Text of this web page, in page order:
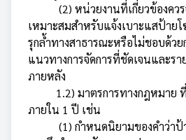
(2) หน่วยงานที่เกี่ยวข้องควร
เหมาะสมสำหรับแจ้งเบาะแสป้าย
รุกล้ำทางสาธารณะหรือไม่ชอบด้ว
แนวทางการจัดการที่ชัดเจนและรา
ภายหลัง
1.2) มาตรการทางกฎหมาย ที่
ภายใน 1 ปี เช่น
(1) กำหนดนิยามของคำว่าป้า